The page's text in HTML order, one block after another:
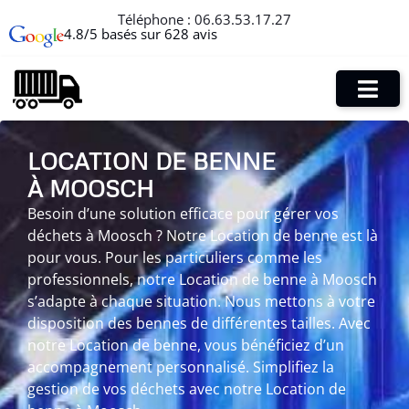
Téléphone : 06.63.53.17.27
4.8/5 basés sur 628 avis
LOCATION DE BENNE
À MOOSCH
Besoin d’une solution efficace pour gérer vos
déchets à Moosch ? Notre Location de benne est là
pour vous. Pour les particuliers comme les
professionnels, notre Location de benne à Moosch
s’adapte à chaque situation. Nous mettons à votre
disposition des bennes de différentes tailles. Avec
notre Location de benne, vous bénéficiez d’un
accompagnement personnalisé. Simplifiez la
gestion de vos déchets avec notre Location de